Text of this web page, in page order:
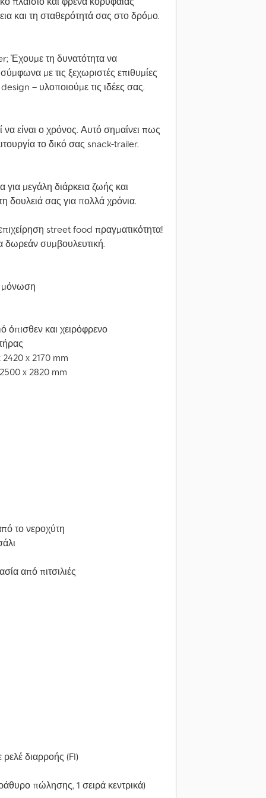
και τη σταθερότητά σας στο δρόμο.
Έχουμε τη δυνατότητα να
με τις ξεχωριστές επιθυμίες
– υλοποιούμε τις ιδέες σας.
είναι ο χρόνος. Αυτό σημαίνει πως
το δικό σας snack-trailer.
μεγάλη διάρκεια ζωής και
δουλειά σας για πολλά χρόνια.
street food πραγματικότητα!
δωρεάν συμβουλευτική.
μόνωση
όπισθεν και χειρόφρενο
2420 x 2170 mm
x 2820 mm
το νεροχύτη
από πιτσιλιές
ρελέ διαρροής (FI)
πώλησης, 1 σειρά κεντρικά)